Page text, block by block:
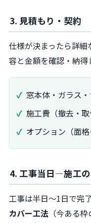
3. 見積もり・契約
仕様が決まったら詳
容と金額を確認・納得
窓本体・ガラス
施工費（撤去・取
オプション（面
4. 工事当日―施工
工事は半日～1日で完
カバー工法 （今ある